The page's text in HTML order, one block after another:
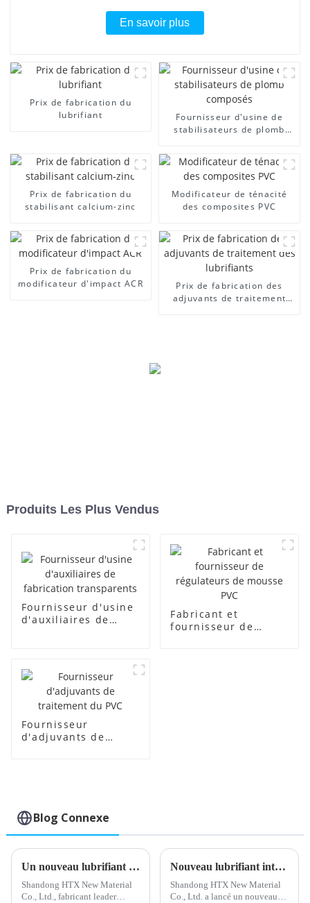
En savoir plus
Prix ​​de fabrication du
lubrifiant
Fournisseur d'usine de
stabilisateurs de plomb
Prix ​​de fabrication du
stabilisant calcium-zinc
Modificateur de ténacité
des composites PVC
Prix ​​de fabrication du
modificateur d'impact ACR
Prix ​​de fabrication des
adjuvants de traitement
Produits Les Plus Vendus
Fournisseur d'usine
d'auxiliaires de
Fabricant et
fournisseur de
Fournisseur
d'adjuvants de
Blog Connexe
Un nouveau lubrifiant interne en PVC améliore l'efficacité de la production
Shandong HTX New Material
Co., Ltd., fabricant leader
Nouveau lubrifiant interne en PVC développé pour des performances améliorées
Shandong HTX New Material
Co., Ltd. a lancé un nouveau